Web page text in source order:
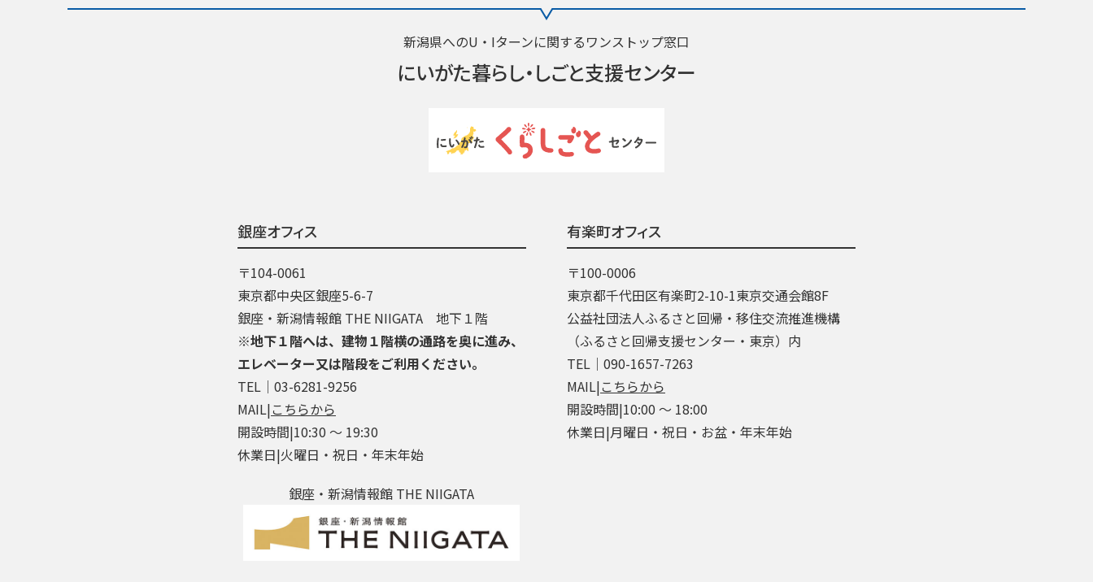
新潟県へのU・Iターンに関するワンストップ窓口
にいがた暮らし・しごと支援センター
銀座オフィス
〒104-0061
東京都中央区銀座5-6-7
銀座・新潟情報館 THE NIIGATA 地下１階
※地下１階へは、建物１階横の通路を奥に進み、
エレベーター又は階段をご利用ください。
TEL│03-6281-9256
MAIL|こちらから
開設時間|10:30 ～ 19:30
休業日|火曜日・祝日・年末年始
銀座・新潟情報館 THE NIIGATA
有楽町オフィス
〒100-0006
東京都千代田区有楽町2-10-1東京交通会館8F
公益社団法人ふるさと回帰・移住交流推進機構
（ふるさと回帰支援センター・東京）内
TEL│090-1657-7263
MAIL|こちらから
開設時間|10:00 ～ 18:00
休業日|月曜日・祝日・お盆・年末年始